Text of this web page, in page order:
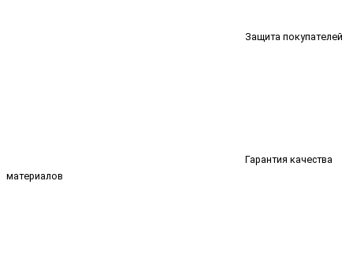
Защита покупателей
Гарантия качества
материалов